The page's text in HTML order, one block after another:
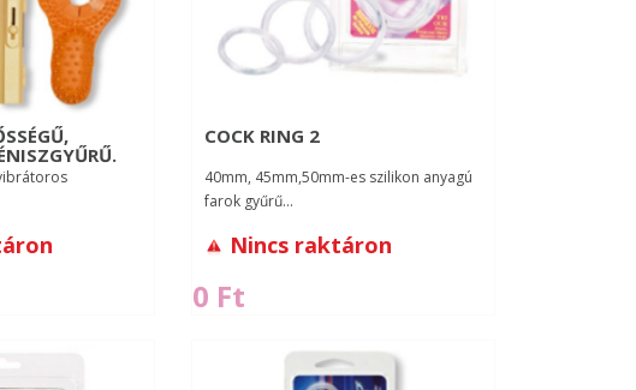
COCK RING 2
40mm, 45mm,50mm-es szilikon anyagú
farok gyűrű...
Nincs raktáron
0 Ft